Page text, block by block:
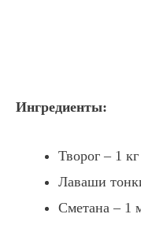
Ингредиенты:
Творог – 1 кг
Лаваши
Сметана – 1